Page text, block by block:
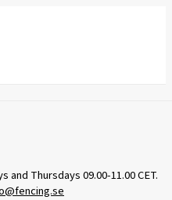
and Thursdays 09.00-11.00 CET.